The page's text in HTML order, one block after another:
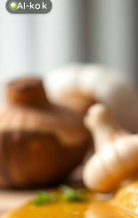
AI-kok